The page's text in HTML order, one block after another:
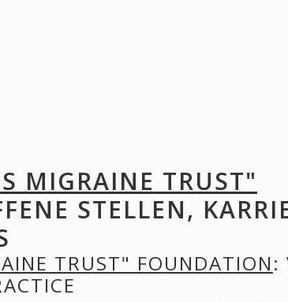
MIGRAINE TRUST"
STELLEN,
TRUST" FOUNDATION: